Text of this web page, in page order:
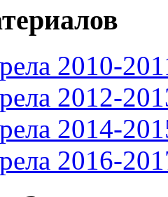
2010-
2012-
2014-
2016-